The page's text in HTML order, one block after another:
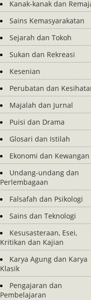
Kanak-kanak dan
Sains Kemasyarakatan
Sejarah dan Tokoh
Sukan dan Rekreasi
Kesenian
Perubatan dan
Majalah dan Jurnal
Puisi dan Drama
Glosari dan Istilah
Ekonomi dan Kewangan
Undang-undang dan
Perlembagaan
Falsafah dan Psikologi
Sains dan Teknologi
Kesusasteraan, Esei,
Kritikan dan Kajian
Karya Agung dan Karya
Klasik
Pengajaran dan
Pembelajaran